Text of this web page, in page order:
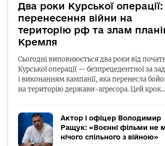
Два роки Курської операції:
перенесення війни на
територію рф та злам
Кремля
Сьогодні виповнюється два роки від
Курської операції — безпрецедентної за
і виконанням кампанії, яка перенесла
на територію держави-агресора. Цей крок…
Актор і офіцер Володимир
Ращук: «Воєнні фільми не
нічого спільного з війною»